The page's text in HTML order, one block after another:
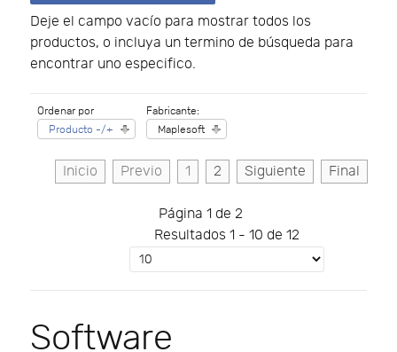
Deje el campo vacío para mostrar todos los
productos, o incluya un termino de búsqueda para
encontrar uno especifico.
Ordenar por
Producto -/+
Fabricante:
Maplesoft
Inicio Previo 1 2 Siguiente Final
Página 1 de 2
Resultados 1 - 10 de 12
Software